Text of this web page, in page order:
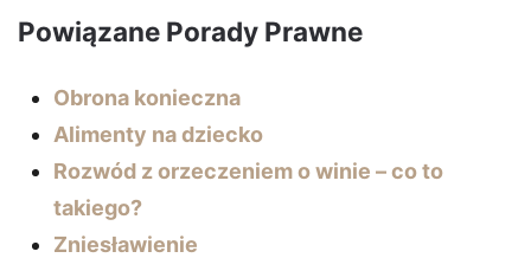
Powiązane Porady Prawne
Obrona konieczna
Alimenty na dziecko
Rozwód z orzeczeniem o winie – co to
takiego?
Zniesławienie